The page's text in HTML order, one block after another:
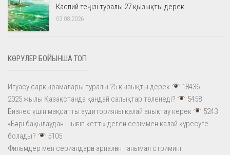
Каспий теңізі туралы 27 қызықты дерек
03.08.2026
КӨРУЛЕР БОЙЫНША ТОП
Игуасу сарқырамалары туралы 25 қызықты дерек
18436
2025 жылы Қазақстанда қандай салықтар төленеді?
5458
Бизнес үшін мақсатты аудиторияны қалай анықтау керек
5243
«Бәрі бақылаудан шығып кетті» деген сезіммен қалай күресуге
болады?
5105
Фильмдер мен сериалдарға арналған танымал стриминг